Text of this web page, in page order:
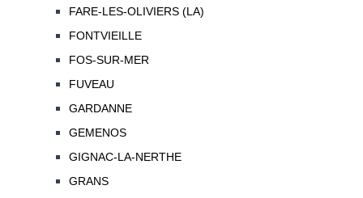
FARE-LES-OLIVIERS (LA)
FONTVIEILLE
FOS-SUR-MER
FUVEAU
GARDANNE
GEMENOS
GIGNAC-LA-NERTHE
GRANS